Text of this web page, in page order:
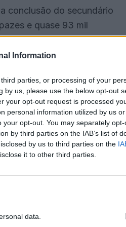
Information
parties, or processing of your
by us, please use the below opt-out
your opt-out request is processed
personal information utilized by us
opt-out. You may separately
by third parties on the IAB’s list of
by us to third parties on the
it to other third parties.
data.
conclusão do secundário
e quase 93 mil
se ao ensino
às 14:00 começa a prova
contrário do que se
se em papel, mas as
folhas de exame
que os professores